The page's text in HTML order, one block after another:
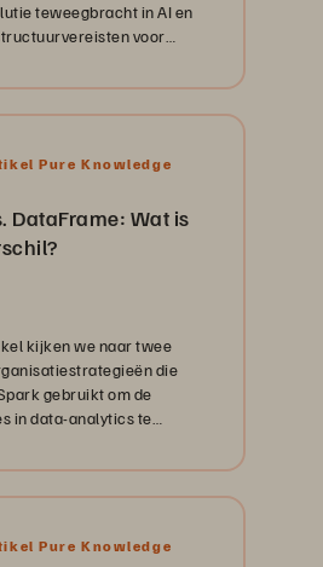
teweegbracht in AI en
voor
Pure Knowledge
DataFrame: Wat is
kijken we naar twee
die
gebruikt om de
in data-analytics te
datasets (RDD's) en
Pure Knowledge